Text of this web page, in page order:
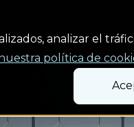
analizar el
política de